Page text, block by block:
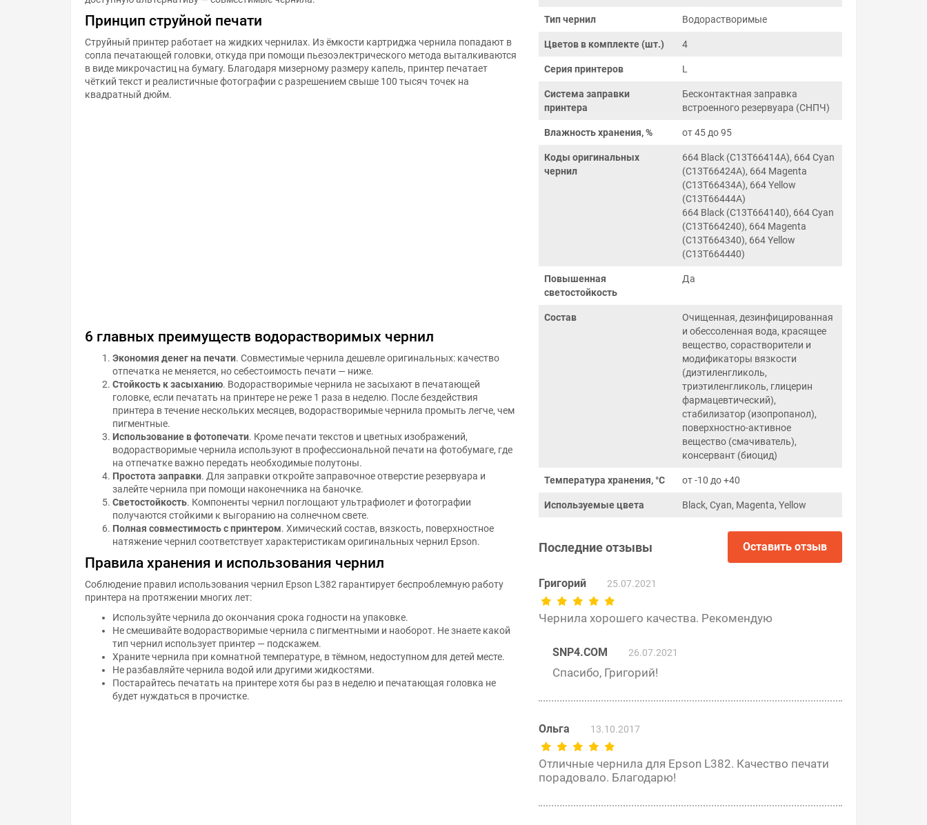
Принцип струйной печати
Струйный принтер работает на жидких чернилах. Из ёмкости картриджа чернила попадают в
сопла печатающей головки, откуда при помощи пьезоэлектрического метода выталкиваются
в виде микрочастиц на бумагу. Благодаря мизерному размеру капель, принтер печатает
чёткий текст и реалистичные фотографии с разрешением свыше 100 тысяч точек на
квадратный дюйм.
6 главных преимуществ водорастворимых чернил
Экономия денег на печати . Совместимые чернила дешевле оригинальных: качество
отпечатка не меняется, но себестоимость печати — ниже.
Стойкость к засыханию . Водорастворимые чернила не засыхают в печатающей
головке, если печатать на принтере не реже 1 раза в неделю. После бездействия
принтера в течение нескольких месяцев, водорастворимые чернила промыть легче, чем
пигментные.
Использование в фотопечати . Кроме печати текстов и цветных изображений,
водорастворимые чернила используют в профессиональной печати на фотобумаге, где
на отпечатке важно передать необходимые полутоны.
Простота заправки . Для заправки откройте заправочное отверстие резервуара и
залейте чернила при помощи наконечника на баночке.
Светостойкость
. Компоненты чернил поглощают ультрафиолет и фотографии
получаются стойкими к выгоранию на солнечном свете.
Полная совместимость с принтером . Химический состав, вязкость, поверхностное
натяжение чернил соответствует характеристикам оригинальных чернил Epson.
Правила хранения и использования чернил
Соблюдение правил использования чернил Epson L382 гарантирует беспроблемную работу
принтера на протяжении многих лет:
Используйте чернила до окончания срока годности на упаковке.
Не смешивайте водорастворимые чернила с пигментными и наоборот. Не знаете какой
тип чернил использует принтер — подскажем.
Храните чернила при комнатной температуре, в тёмном, недоступном для детей месте.
Не разбавляйте чернила водой или другими жидкостями.
Постарайтесь печатать на принтере хотя бы раз в неделю и печатающая головка не
будет нуждаться в прочистке.
Тип чернил Водорастворимые
Цветов в комплекте (шт.) 4
Серия принтеров L
Система заправки
принтера
Бесконтактная заправка
встроенного резервуара (СНПЧ)
Влажность хранения, % от 45 до 95
Коды оригинальных
чернил
664 Black (C13T66414A), 664 Cyan
(C13T66424A), 664 Magenta
(C13T66434A), 664 Yellow
(C13T66444A)
664 Black (C13T664140), 664 Cyan
(C13T664240), 664 Magenta
(C13T664340), 664 Yellow
(C13T664440)
Повышенная
светостойкость
Да
Состав
Очищенная, дезинфицированная
и обессоленная вода, красящее
вещество, сорастворители и
модификаторы вязкости
(диэтиленгликоль,
триэтиленгликоль, глицерин
фармацевтический),
стабилизатор (изопропанол),
поверхностно-активное
вещество (смачиватель),
консервант (биоцид)
Температура хранения, °C от -10 до +40
Используемые цвета Black, Cyan, Magenta, Yellow
Последние отзывы Оставить отзыв
Григорий 25.07.2021
Чернила хорошего качества. Рекомендую
SNP4.COM 26.07.2021
Спасибо, Григорий!
Ольга 13.10.2017
Отличные чернила для Epson L382. Качество печати
порадовало. Благодарю!